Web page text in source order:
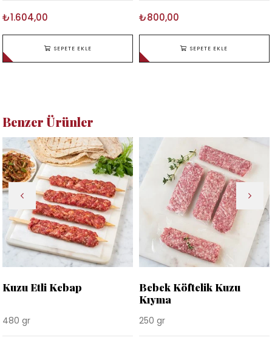
₺1.604,00
SEPETE EKLE
₺800,00
SEPETE EKLE
Benzer Ürünler
Kuzu Etli Kebap
480 gr
Bebek Köftelik Kuzu
Kıyma
250 gr